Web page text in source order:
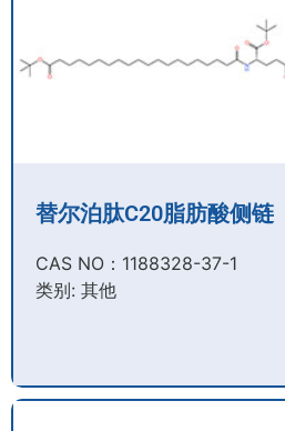
替尔泊肽C20脂肪酸侧链
CAS NO：1188328-37-1
类别: 其他